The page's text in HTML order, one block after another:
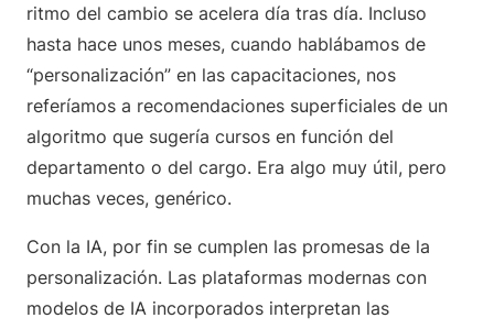
ritmo del cambio se acelera día tras día. Incluso
hasta hace unos meses, cuando hablábamos de
“personalización” en las capacitaciones, nos
referíamos a recomendaciones superficiales de un
algoritmo que sugería cursos en función del
departamento o del cargo. Era algo muy útil, pero
muchas veces, genérico.
Con la IA, por fin se cumplen las promesas de la
personalización. Las plataformas modernas con
modelos de IA incorporados interpretan las